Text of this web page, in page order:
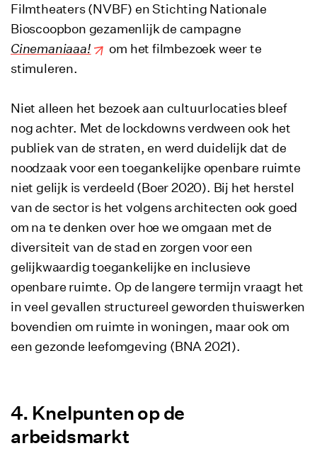
Filmtheaters (NVBF) en Stichting Nationale
Bioscoopbon gezamenlijk de campagne
Cinemaniaaa!
om het filmbezoek weer te
stimuleren.
Niet alleen het bezoek aan cultuurlocaties bleef
nog achter. Met de lockdowns verdween ook het
publiek van de straten, en werd duidelijk dat de
noodzaak voor een toegankelijke openbare ruimte
niet gelijk is verdeeld (Boer 2020). Bij het herstel
van de sector is het volgens architecten ook goed
om na te denken over hoe we omgaan met de
diversiteit van de stad en zorgen voor een
gelijkwaardig toegankelijke en inclusieve
openbare ruimte. Op de langere termijn vraagt het
in veel gevallen structureel geworden thuiswerken
bovendien om ruimte in woningen, maar ook om
een gezonde leefomgeving (BNA 2021).
Knelpunten op de
arbeidsmarkt